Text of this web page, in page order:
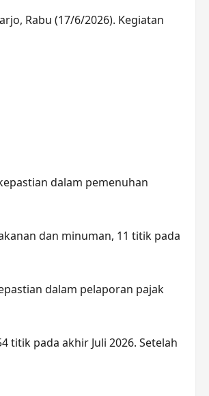
Rabu (17/6/2026). Kegiatan
dalam pemenuhan
dan minuman, 11 titik pada
dalam pelaporan pajak
titik pada akhir Juli 2026. Setelah